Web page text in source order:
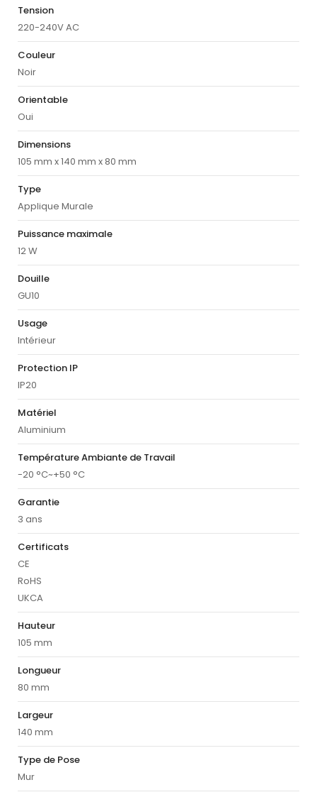
Tension
220-240V AC
Couleur
Noir
Orientable
Oui
Dimensions
105 mm x 140 mm x 80 mm
Type
Applique Murale
Puissance maximale
12 W
Douille
GU10
Usage
Intérieur
Protection IP
IP20
Matériel
Aluminium
Température Ambiante de Travail
-20 °C~+50 °C
Garantie
3 ans
Certificats
CE
RoHS
UKCA
Hauteur
105 mm
Longueur
80 mm
Largeur
140 mm
Type de Pose
Mur